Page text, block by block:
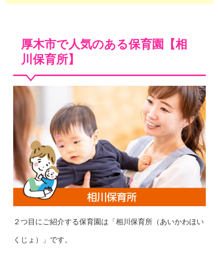
厚木市で人気のある保育園【相
川保育所】
２つ目にご紹介する保育園は「相川保育所（あいかわほい
くじょ）」です。